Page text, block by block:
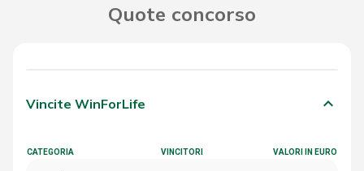
Quote concorso
Vincite WinForLife keyboard_arrow_down
CATEGORIA VINCITORI VALORI IN EURO